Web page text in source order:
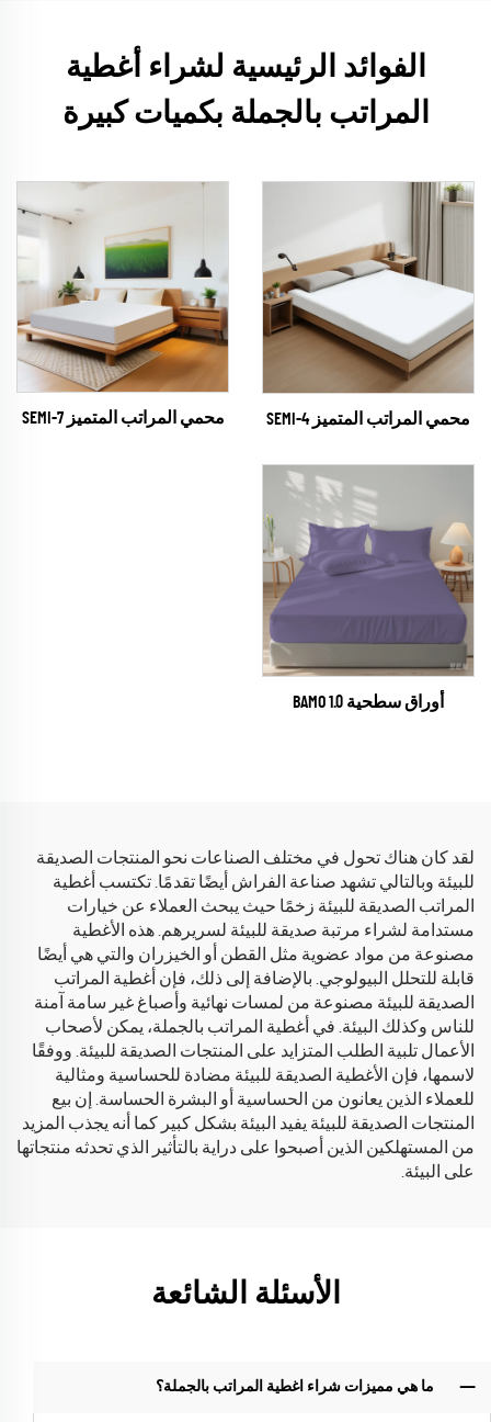
الفوائد الرئيسية لشراء أغطية
المراتب بالجملة بكميات كبيرة
محمي المراتب المتميز SEMI-4 محمي المراتب المتميز SEMI-7
أوراق سطحية BAMO 1.0
لقد كان هناك تحول في مختلف الصناعات نحو المنتجات الصديقة
للبيئة وبالتالي تشهد صناعة الفراش أيضًا تقدمًا. تكتسب أغطية
المراتب الصديقة للبيئة زخمًا حيث يبحث العملاء عن خيارات
مستدامة لشراء مرتبة صديقة للبيئة لسريرهم. هذه الأغطية
مصنوعة من مواد عضوية مثل القطن أو الخيزران والتي هي أيضًا
قابلة للتحلل البيولوجي. بالإضافة إلى ذلك، فإن أغطية المراتب
الصديقة للبيئة مصنوعة من لمسات نهائية وأصباغ غير سامة آمنة
للناس وكذلك البيئة. في أغطية المراتب بالجملة، يمكن لأصحاب
الأعمال تلبية الطلب المتزايد على المنتجات الصديقة للبيئة. ووفقًا
لاسمها، فإن الأغطية الصديقة للبيئة مضادة للحساسية ومثالية
للعملاء الذين يعانون من الحساسية أو البشرة الحساسة. إن بيع
المنتجات الصديقة للبيئة يفيد البيئة بشكل كبير كما أنه يجذب المزيد
من المستهلكين الذين أصبحوا على دراية بالتأثير الذي تحدثه منتجاتها
على البيئة.
الأسئلة الشائعة
ما هي مميزات شراء اغطية المراتب بالجملة؟